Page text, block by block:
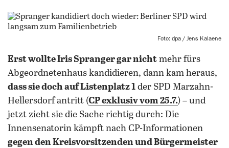
Foto: dpa / Jens Kalaene
Erst wollte Iris Spranger gar nicht mehr fürs
Abgeordnetenhaus kandidieren, dann kam heraus,
dass sie doch auf Listenplatz 1 der SPD Marzahn-
Hellersdorf antritt (CP exklusiv vom 25.7.) – und
jetzt zieht sie die Sache richtig durch: Die
Innensenatorin kämpft nach CP-Informationen
gegen den Kreisvorsitzenden und Bürgermeister